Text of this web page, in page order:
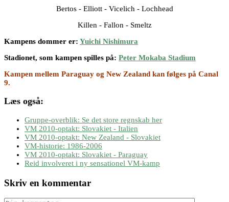
Bertos - Elliott - Vicelich - Lochhead
Killen - Fallon - Smeltz
Kampens dommer er: Yuichi Nishimura
Stadionet, som kampen spilles på: Peter Mokaba Stadium
Kampen mellem Paraguay og New Zealand kan følges på Canal
9.
Læs også:
Gruppe-overblik: Se det store regnskab her
VM 2010-optakt: Slovakiet - Italien
VM 2010-optakt: New Zealand - Slovakiet
VM-historie: 1986-2006
VM 2010-optakt: Slovakiet - Paraguay
Reid involveret i ny sensationel VM-kamp
Skriv en kommentar